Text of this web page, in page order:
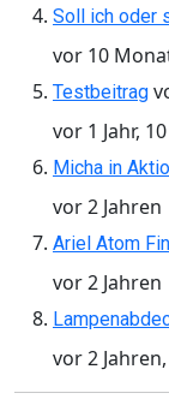
Soll ich oder
vor 10
Testbeitrag
vor 1 Jahr,
Micha in
vor 2 Jahren
Ariel Atom
vor 2 Jahren
vor 2